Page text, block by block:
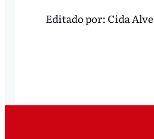
Editado por: Cida